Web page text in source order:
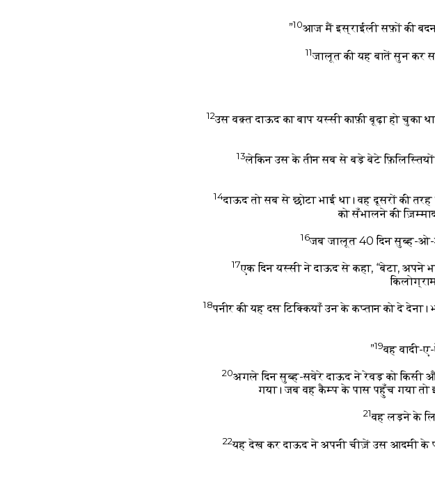
10आज मैं इस्राईली सफ़ों की
11जालूत की यह बातें सुन कर
12उस वक़्त दाऊद का बाप यस्सी काफ़ी बूढ़ा हो
13लेकिन उस के तीन सब से बड़े बेटे
14दाऊद तो सब से छोटा भाई था। वह दूसरों की
को सँभालने की
16जब जालूत 40 दिन सुब्ह-ओ-
17एक दिन यस्सी ने दाऊद से कहा, “बेटा, अपने
18पनीर की यह दस टिक्कियाँ उन के कप्तान को दे
19वह वादी-
20अगले दिन सुब्ह-सवेरे दाऊद ने रेवड़ को किसी
गया। जब वह कैम्प के पास पहुँच गया तो
21वह लड़ने के
22यह देख कर दाऊद ने अपनी चीज़ें उस आदमी के